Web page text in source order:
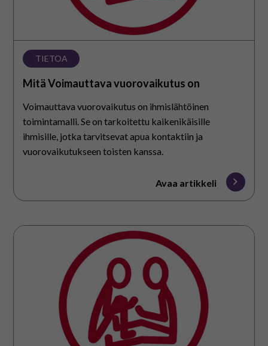
TIETOA
Mitä Voimauttava vuorovaikutus on
Voimauttava vuorovaikutus on ihmislähtöinen
toimintamalli. Se on tarkoitettu kaikenikäisille
ihmisille, jotka tarvitsevat apua kontaktiin ja
vuorovaikutukseen toisten kanssa.
Avaa artikkeli
vuorovaikutuksen